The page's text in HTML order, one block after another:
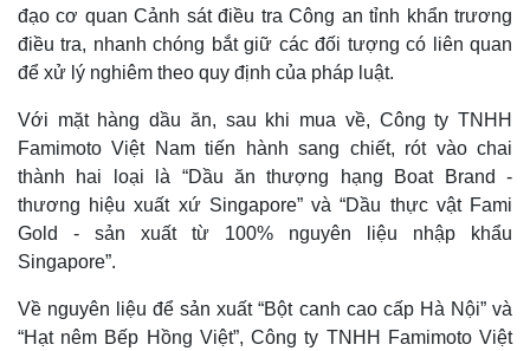
đạo cơ quan Cảnh sát điều tra Công an tỉnh khẩn trương
điều tra, nhanh chóng bắt giữ các đối tượng có liên quan
để xử lý nghiêm theo quy định của pháp luật.
Với mặt hàng dầu ăn, sau khi mua về, Công ty TNHH
Famimoto Việt Nam tiến hành sang chiết, rót vào chai
thành hai loại là “Dầu ăn thượng hạng Boat Brand -
thương hiệu xuất xứ Singapore” và “Dầu thực vật Fami
Gold - sản xuất từ 100% nguyên liệu nhập khẩu
Singapore”.
Về nguyên liệu để sản xuất “Bột canh cao cấp Hà Nội” và
“Hạt nêm Bếp Hồng Việt”, Công ty TNHH Famimoto Việt